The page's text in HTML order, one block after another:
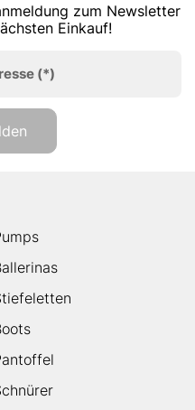
zum Newsletter
Einkauf!
(*)